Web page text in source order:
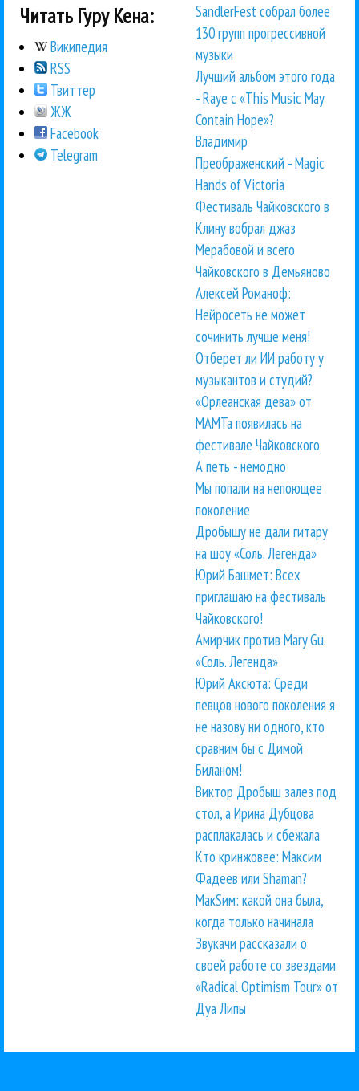
Читать Гуру Кена:
Википедия
RSS
Твиттер
ЖЖ
Facebook
Telegram
SandlerFest собрал более
130 групп прогрессивной
музыки
Лучший альбом этого года
- Raye с «This Music May
Contain Hope»?
Владимир
Преображенский - Magic
Hands of Victoria
Фестиваль Чайковского в
Клину вобрал джаз
Мерабовой и всего
Чайковского в Демьяново
Алексей Романоф:
Нейросеть не может
сочинить лучше меня!
Отберет ли ИИ работу у
музыкантов и студий?
«Орлеанская дева» от
МАМТа появилась на
фестивале Чайковского
А петь - немодно
Мы попали на непоющее
поколение
Дробышу не дали гитару
на шоу «Соль. Легенда»
Юрий Башмет: Всех
приглашаю на фестиваль
Чайковского!
Амирчик против Mary Gu.
«Соль. Легенда»
Юрий Аксюта: Среди
певцов нового поколения я
не назову ни одного, кто
сравним бы с Димой
Биланом!
Виктор Дробыш залез под
стол, а Ирина Дубцова
расплакалась и сбежала
Кто кринжовее: Максим
Фадеев или Shaman?
МакSим: какой она была,
когда только начинала
Звукачи рассказали о
своей работе со звездами
«Radical Optimism Tour» от
Дуа Липы